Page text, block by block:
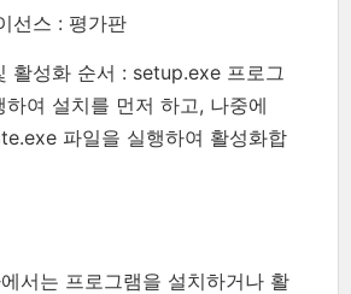
선스 : 평가판
활성화 순서 : setup.exe 프로그
하여 설치를 먼저 하고, 나중에
파일을 실행하여 활성화합
서는 프로그램을 설치하거나 활